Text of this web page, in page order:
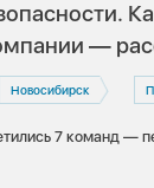
—
Новосибирск
7 команд —